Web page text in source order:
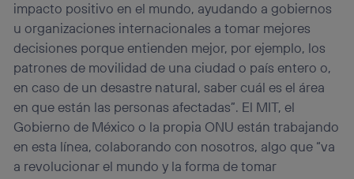
impacto positivo en el mundo, ayudando a gobiernos
u organizaciones internacionales a tomar mejores
decisiones porque entienden mejor, por ejemplo, los
patrones de movilidad de una ciudad o país entero o,
en caso de un desastre natural, saber cuál es el área
en que están las personas afectadas”. El MIT, el
Gobierno de México o la propia ONU están trabajando
en esta línea, colaborando con nosotros, algo que “va
a revolucionar el mundo y la forma de tomar